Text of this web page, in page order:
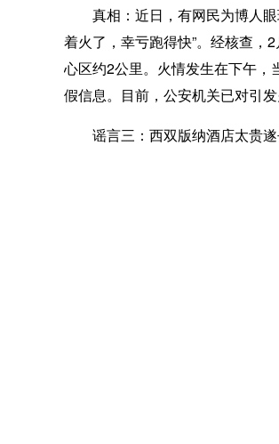
真相： 近日，有网民为博人
着火了，幸亏跑得快”。经核查，
心区约2公里。火情发生在下午
假信息。目前，公安机关已对引
谣言三：西双版纳酒店太贵